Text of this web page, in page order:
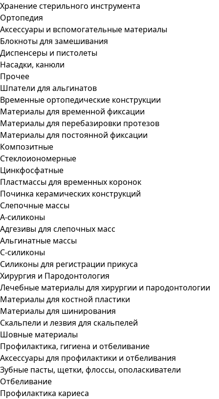
Хранение стерильного инструмента
Ортопедия
Аксессуары и вспомогательные материалы
Блокноты для замешивания
Диспенсеры и пистолеты
Насадки, канюли
Прочее
Шпатели для альгинатов
Временные ортопедические конструкции
Материалы для временной фиксации
Материалы для перебазировки протезов
Материалы для постоянной фиксации
Композитные
Стеклоиономерные
Цинкфосфатные
Пластмассы для временных коронок
Починка керамических конструкций
Слепочные массы
А-силиконы
Адгезивы для слепочных масс
Альгинатные массы
С-силиконы
Силиконы для регистрации прикуса
Хирургия и Пародонтология
Лечебные материалы для хирургии и пародонтологии
Материалы для костной пластики
Материалы для шинирования
Скальпели и лезвия для скальпелей
Шовные материалы
Профилактика, гигиена и отбеливание
Аксессуары для профилактики и отбеливания
Зубные пасты, щетки, флоссы, ополаскиватели
Отбеливание
Профилактика кариеса